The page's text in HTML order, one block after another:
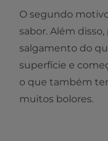
O segundo
sabor. Além
salgamento do
superfície e
o que também
muitos bolores.​